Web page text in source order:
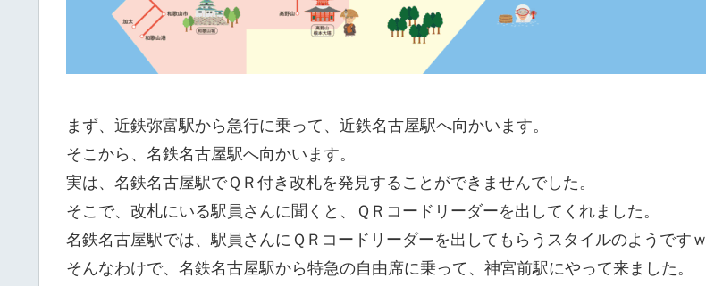
まず、近鉄弥富駅から急行に乗って、近鉄名古屋駅へ向かいます。
そこから、名鉄名古屋駅へ向かいます。
実は、名鉄名古屋駅でＱＲ付き改札を発見することができませんでした。
そこで、改札にいる駅員さんに聞くと、ＱＲコードリーダーを出してくれました。
名鉄名古屋駅では、駅員さんにＱＲコードリーダーを出してもらうスタイルのようですｗ
そんなわけで、名鉄名古屋駅から特急の自由席に乗って、神宮前駅にやって来ました。